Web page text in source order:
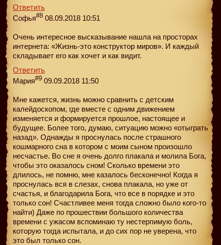
Ответить
Софья#8 08.09.2018 10:51
Очень интересное высказывание нашла на просторах
интернета: «Жизнь-это конструктор миров». И каждый
складывает его как хочет и как видит.
Ответить
Мария#9 09.09.2018 11:50
Мне кажется, жизнь можно сравнить с детским
калейдоскопом, где вместе с одним движением
изменяется и формируется прошлое, настоящее и
будущее. Более того, думаю, ситуацию можно «отыграть
назад». Однажды я проснулась после страшного
кошмарного сна в котором с моим сыном произошло
несчастье. Во сне я очень долго плакала и молила Бога,
чтобы это оказалось сном! Сколько времени это
длилось, не помню, мне казалось бесконечно! Когда я
проснулась вся в слезах, снова плакала, но уже от
счастья, и благодарила Бога, что все в порядке и это
только сон! Счастливее меня тогда сложно было кого-то
найти) Даже по прошествии большого количества
времени с ужасом вспоминаю ту нестерпимую боль,
которую тогда испытала, и до сих пор не уверена, что
это был только сон.